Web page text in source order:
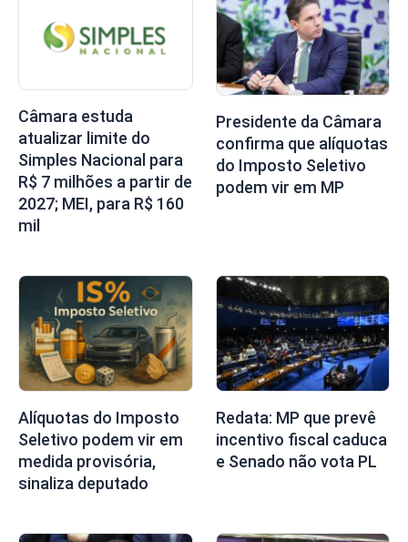
Câmara estuda
atualizar limite do
Simples Nacional para
R$ 7 milhões a partir de
2027; MEI, para R$ 160
mil
Presidente da Câmara
confirma que alíquotas
do Imposto Seletivo
podem vir em MP
Alíquotas do Imposto
Seletivo podem vir em
medida provisória,
sinaliza deputado
Redata: MP que prevê
incentivo fiscal caduca
e Senado não vota PL